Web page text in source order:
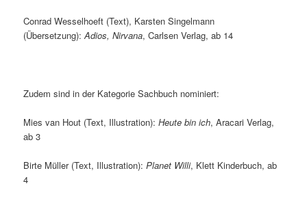
Conrad Wesselhoeft (Text), Karsten Singelmann
(Übersetzung):Adios, Nirvana, Carlsen Verlag, ab 14
Zudem sind in der Kategorie Sachbuch nominiert:
Mies van Hout (Text, Illustration):Heute bin ich, Aracari Verlag,
ab 3
Birte Müller (Text, Illustration):Planet Willi, Klett Kinderbuch, ab
4